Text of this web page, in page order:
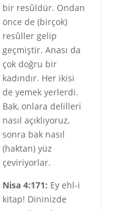
bir resûldür. Ondan
önce de (birçok)
resûller gelip
geçmiştir. Anası da
çok doğru bir
kadındır. Her ikisi
de yemek yerlerdi.
Bak, onlara delilleri
nasıl açıklıyoruz,
sonra bak nasıl
(haktan) yüz
çeviriyorlar.
Nisa 4:171: Ey ehl-i
kitap! Dininizde